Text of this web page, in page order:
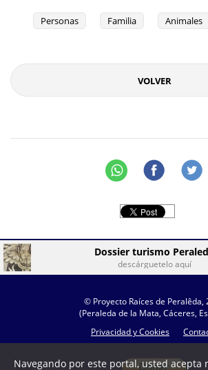
Personas Familia Animales
VOLVER
Dossier turismo
descárguetelo aquí
© Proyecto Raíces de Peralêda,
(Peraleda de la Mata, Cáceres,
Privacidad y Cookies
Navegando por este portal, usted acepta